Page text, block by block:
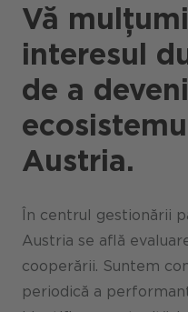
Podcast
Sustenabilitate
Sustenabilitate
Carieră
Vă
interesul
de a
Austria.
În centrul gestionării
Austria se află
cooperării. Suntem
periodică a